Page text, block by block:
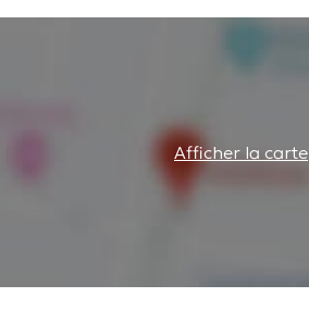
Afficher la carte